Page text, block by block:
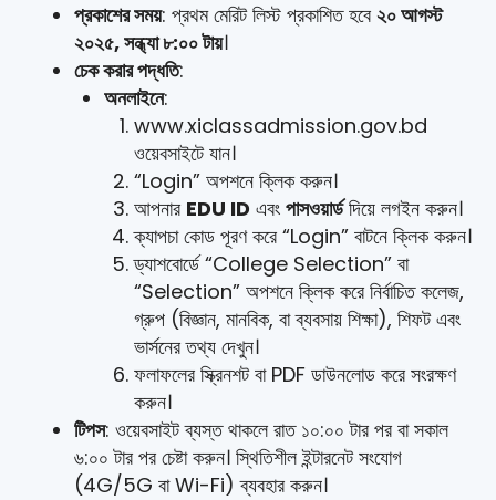
প্রকাশের সময়: প্রথম মেরিট লিস্ট প্রকাশিত হবে২০ আগস্ট
২০২৫, সন্ধ্যা ৮:০০ টায়।
চেক করার পদ্ধতি:
অনলাইনে:
www.xiclassadmission.gov.bd
ওয়েবসাইটে যান।
“Login” অপশনে ক্লিক করুন।
আপনার EDU ID এবং পাসওয়ার্ডদিয়ে লগইন করুন।
ক্যাপচা কোড পূরণ করে “Login” বাটনে ক্লিক করুন।
ড্যাশবোর্ডে “College Selection” বা
“Selection” অপশনে ক্লিক করে নির্বাচিত কলেজ,
গ্রুপ (বিজ্ঞান, মানবিক, বা ব্যবসায় শিক্ষা), শিফট এবং
ভার্সনের তথ্য দেখুন।
ফলাফলের স্ক্রিনশট বা PDF ডাউনলোড করে সংরক্ষণ
করুন।
টিপস: ওয়েবসাইট ব্যস্ত থাকলে রাত ১০:০০ টার পর বা সকাল
৬:০০ টার পর চেষ্টা করুন। স্থিতিশীল ইন্টারনেট সংযোগ
(4G/5G বা Wi-Fi) ব্যবহার করুন।